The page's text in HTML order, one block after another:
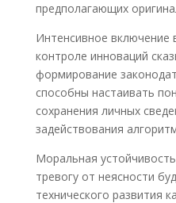
предполагающих
Интенсивное включение
контроле инноваций
формирование
способны настаивать
сохранения личных
задействования
Моральная
тревогу от неясности
технического развития